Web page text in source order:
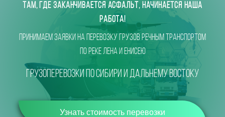
Там, где заканчивается асфальт, начинается наша
работа!
Принимаем заявки на Перевозку грузов речным транспортом
по реке Лена и Енисею
ГРУЗОПЕРЕВОЗки по Сибири и Дальнему Востоку
Узнать стоимость перевозки